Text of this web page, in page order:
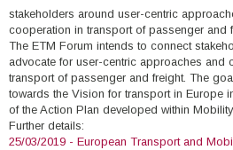
stakeholders around user-centric
cooperation in transport of passenger and
The ETM Forum intends to connect
advocate for user-centric approaches and
transport of passenger and freight. The
towards the Vision for transport in Europe
of the Action Plan developed within
Further details:
25/03/2019 - European Transport and